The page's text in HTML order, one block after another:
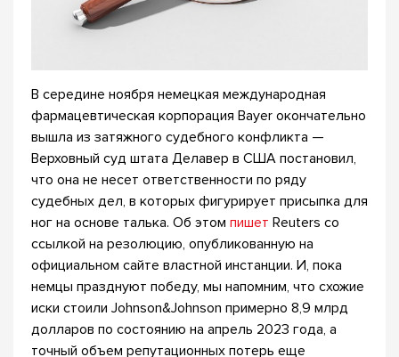
В середине ноября немецкая международная
фармацевтическая корпорация Bayer окончательно
вышла из затяжного судебного конфликта —
Верховный суд штата Делавер в США постановил,
что она не несет ответственности по ряду
судебных дел, в которых фигурирует присыпка для
ног на основе талька. Об этом пишет Reuters со
ссылкой на резолюцию, опубликованную на
официальном сайте властной инстанции. И, пока
немцы празднуют победу, мы напомним, что схожие
иски стоили Johnson&Johnson примерно 8,9 млрд
долларов по состоянию на апрель 2023 года, а
точный объем репутационных потерь еще